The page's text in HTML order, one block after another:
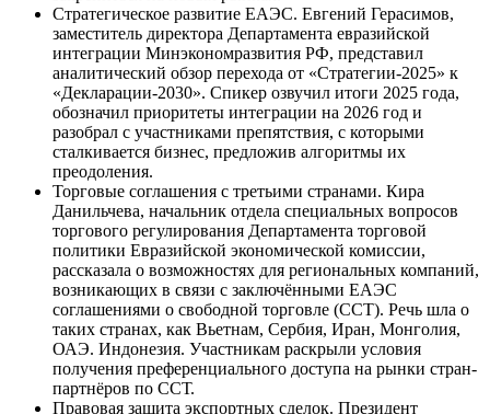
Стратегическое развитие ЕАЭС. Евгений Герасимов,
заместитель директора Департамента евразийской
интеграции Минэкономразвития РФ, представил
аналитический обзор перехода от «Стратегии-2025» к
«Декларации-2030». Спикер озвучил итоги 2025 года,
обозначил приоритеты интеграции на 2026 год и
разобрал с участниками препятствия, с которыми
сталкивается бизнес, предложив алгоритмы их
преодоления.
Торговые соглашения с третьими странами. Кира
Данильчева, начальник отдела специальных вопросов
торгового регулирования Департамента торговой
политики Евразийской экономической комиссии,
рассказала о возможностях для региональных компаний,
возникающих в связи с заключёнными ЕАЭС
соглашениями о свободной торговле (ССТ). Речь шла о
таких странах, как Вьетнам, Сербия, Иран, Монголия,
ОАЭ. Индонезия. Участникам раскрыли условия
получения преференциального доступа на рынки стран-
партнёров по ССТ.
Правовая защита экспортных сделок. Президент